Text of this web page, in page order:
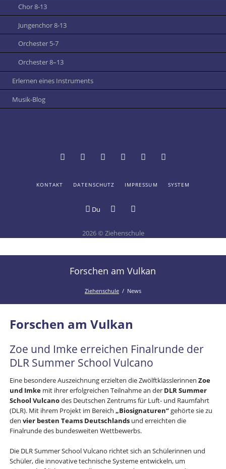
Chor 8-13
Jungenchor 8-13
Orchester 5-7
Orchester 8–13
Erlernen eines Instruments
Musik-Blog
Digitales
Brett
Login Ziehenschule
KONTAKT DATENSCHUTZ IMPRESSUM SYSTEM
Du
Ziehenschule
2026 © Ziehenschule
Forschen am Vulkan
Ziehenschule News
Forschen am Vulkan
Zoe und Imke erreichen Finalrunde der
DLR Summer School Vulcano
Eine besondere Auszeichnung erzielten die Zwölftklässlerinnen Zoe
und Imkemit ihrer erfolgreichen Teilnahme an der DLR Summer
School Vulcanodes Deutschen Zentrums für Luft- und Raumfahrt
(DLR). Mit ihrem Projekt im Bereich „Biosignaturen“gehörte sie zu
den vier besten Teams Deutschlandsund erreichten die
Finalrunde des bundesweiten Wettbewerbs.
Die DLR Summer School Vulcano richtet sich an Schülerinnen und
Schüler, die innovative technische Systeme entwickeln, um